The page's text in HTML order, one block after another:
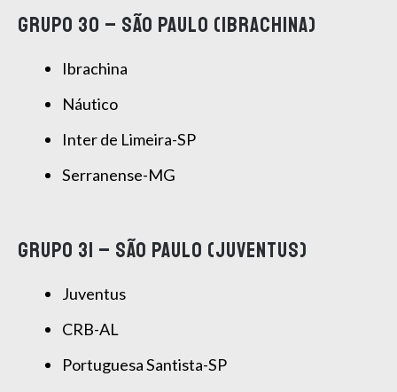
GRUPO 30 – SÃO PAULO (IBRACHINA)
Ibrachina
Náutico
Inter de Limeira-SP
Serranense-MG
GRUPO 31 – SÃO PAULO (JUVENTUS)
Juventus
CRB-AL
Portuguesa Santista-SP